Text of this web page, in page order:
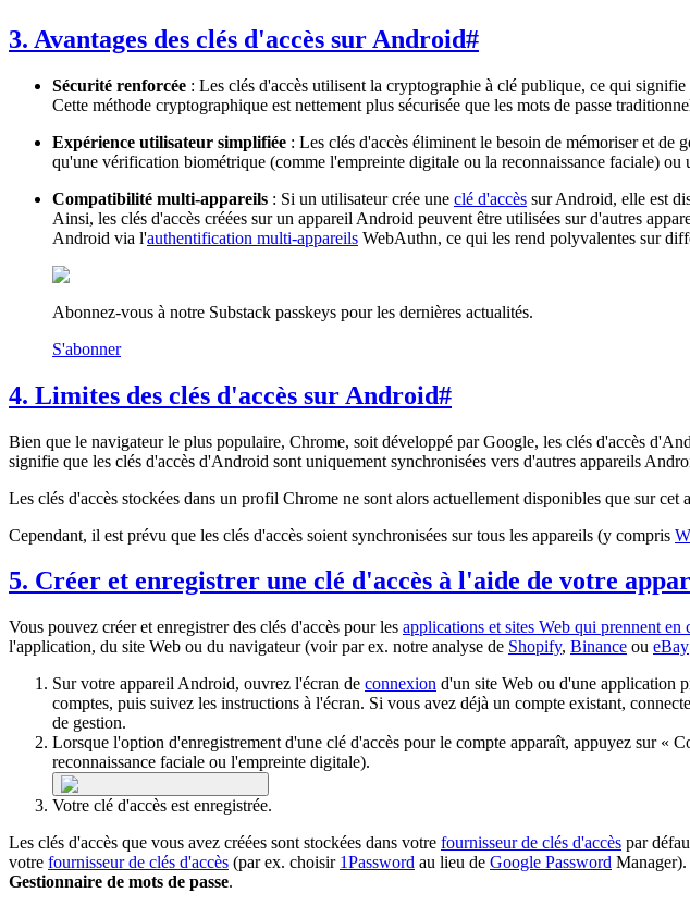
3. Avantages des clés d'accès sur Android#
Sécurité renforcée : Les clés d'accès utilisent la cryptographie à clé publique, ce qui
Cette méthode cryptographique est nettement plus sécurisée que les mots de passe
Expérience utilisateur simplifiée : Les clés d'accès éliminent le besoin de mémoriser et de
qu'une vérification biométrique (comme l'empreinte digitale ou la reconnaissance faciale)
Compatibilité multi-appareils : Si un utilisateur crée une clé d'accès sur Android, elle est
Ainsi, les clés d'accès créées sur un appareil Android peuvent être utilisées sur d'autres
Android via l'authentification multi-appareils WebAuthn, ce qui les rend polyvalentes sur
Abonnez-vous à notre Substack passkeys pour les dernières actualités.
S'abonner
4. Limites des clés d'accès sur Android#
Bien que le navigateur le plus populaire, Chrome, soit développé par Google, les clés d'accès
signifie que les clés d'accès d'Android sont uniquement synchronisées vers d'autres appareils
Les clés d'accès stockées dans un profil Chrome ne sont alors actuellement disponibles que sur cet
Cependant, il est prévu que les clés d'accès soient synchronisées sur tous les appareils (y compris
5. Créer et enregistrer une clé d'accès à l'aide de votre
Vous pouvez créer et enregistrer des clés d'accès pour les applications et sites Web qui prennent en
l'application, du site Web ou du navigateur (voir par ex. notre analyse de Shopify, Binance ou eBay
Sur votre appareil Android, ouvrez l'écran de connexion d'un site Web ou d'une application
comptes, puis suivez les instructions à l'écran. Si vous avez déjà un compte existant,
de gestion.
Lorsque l'option d'enregistrement d'une clé d'accès pour le compte apparaît, appuyez sur «
reconnaissance faciale ou l'empreinte digitale).
Votre clé d'accès est enregistrée.
Les clés d'accès que vous avez créées sont stockées dans votre fournisseur de clés d'accès par
votre fournisseur de clés d'accès (par ex. choisir 1Password au lieu de Google Password
Gestionnaire de mots de passe.